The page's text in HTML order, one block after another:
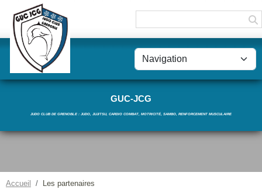
GUC-JCG
JUDO CLUB DE GRENOBLE : JUDO, JUJITSU, CARDIO COMBAT, MOTRICITÉ, SAMBO, RENFORCEMENT MUSCULAIRE
Accueil Les partenaires
Panneau de gestion des cookies